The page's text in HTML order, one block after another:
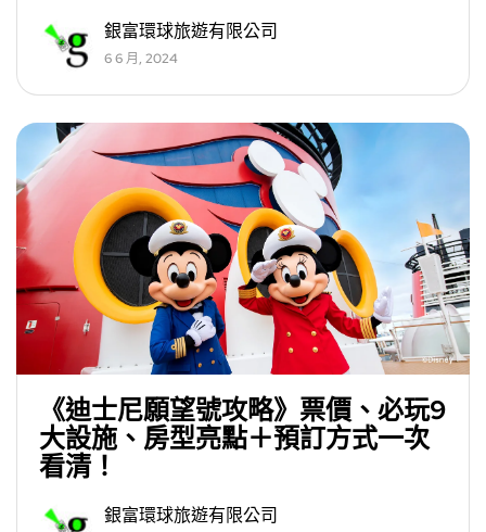
銀富環球旅遊有限公司
6 6 月, 2024
《迪士尼願望號攻略》票價、必玩9
大設施、房型亮點＋預訂方式一次
看清！
銀富環球旅遊有限公司